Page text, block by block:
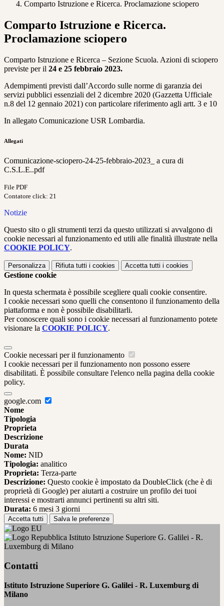
Comparto Istruzione e Ricerca. Proclamazione sciopero
Comparto Istruzione e Ricerca.
Proclamazione sciopero
Comparto Istruzione e Ricerca – Sezione Scuola. Azioni di sciopero
previste per il 24 e 25 febbraio 2023.
Adempimenti previsti dall’Accordo sulle norme di garanzia dei
servizi pubblici essenziali del 2 dicembre 2020 (Gazzetta Ufficiale
n.8 del 12 gennaio 2021) con particolare riferimento agli artt. 3 e 10
In allegato Comunicazione USR Lombardia.
Allegati
Comunicazione-sciopero-24-25-febbraio-2023_ a cura di
C.S.L.E..pdf
File PDF
Contatore click: 21
Notizie
Questo sito o gli strumenti terzi da questo utilizzati si avvalgono di
cookie necessari al funzionamento ed utili alle finalità illustrate nella
COOKIE POLICY.
Personalizza Rifiuta tutti i cookies Accetta tutti i cookies
Gestione cookie
In questa schermata è possibile scegliere quali cookie consentire.
I cookie necessari sono quelli che consentono il funzionamento della
piattaforma e non è possibile disabilitarli.
Per conoscere quali sono i cookie necessari al funzionamento potete
visionare la COOKIE POLICY.
Cookie necessari per il funzionamento
I cookie necessari per il funzionamento non possono essere
disabilitati. È possibile consultare l'elenco nella pagina della cookie
policy.
google.com
Nome
Tipologia
Proprieta
Descrizione
Durata
Nome: NID
Tipologia: analitico
Proprieta: Terza-parte
Descrizione: Questo cookie è impostato da DoubleClick (che è di
proprietà di Google) per aiutarti a costruire un profilo dei tuoi
interessi e mostrarti annunci pertinenti su altri siti.
Durata: 6 mesi 3 giorni
Accetta tutti Salva le preferenze
Istituto Istruzione Superiore G. Galilei - R.
Luxemburg di Milano
Contatti
Istituto Istruzione Superiore G. Galilei - R. Luxemburg di
Milano